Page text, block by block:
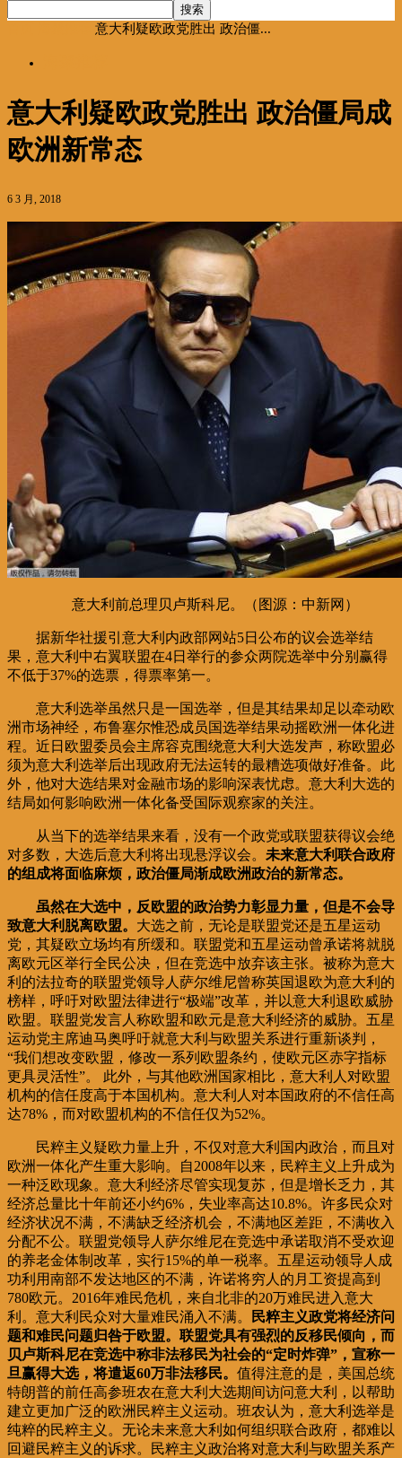
意大利疑欧政党胜出 政治僵...
意大利疑欧政党胜出 政治僵局成
欧洲新常态
6 3 月, 2018
意大利前总理贝卢斯科尼。（图源：中新网）
据新华社援引意大利内政部网站5日公布的议会选举结
果，意大利中右翼联盟在4日举行的参众两院选举中分别赢得
不低于37%的选票，得票率第一。
意大利选举虽然只是一国选举，但是其结果却足以牵动欧
洲市场神经，布鲁塞尔惟恐成员国选举结果动摇欧洲一体化进
程。近日欧盟委员会主席容克围绕意大利大选发声，称欧盟必
须为意大利选举后出现政府无法运转的最糟选项做好准备。此
外，他对大选结果对金融市场的影响深表忧虑。意大利大选的
结局如何影响欧洲一体化备受国际观察家的关注。
从当下的选举结果来看，没有一个政党或联盟获得议会绝
对多数，大选后意大利将出现悬浮议会。 未来意大利联合政府
的组成将面临麻烦，政治僵局渐成欧洲政治的新常态。
虽然在大选中，反欧盟的政治势力彰显力量，但是不会导
致意大利脱离欧盟。 大选之前，无论是联盟党还是五星运动
党，其疑欧立场均有所缓和。联盟党和五星运动曾承诺将就脱
离欧元区举行全民公决，但在竞选中放弃该主张。被称为意大
利的法拉奇的联盟党领导人萨尔维尼曾称英国退欧为意大利的
榜样，呼吁对欧盟法律进行“极端”改革，并以意大利退欧威胁
欧盟。联盟党发言人称欧盟和欧元是意大利经济的威胁。五星
运动党主席迪马奥呼吁就意大利与欧盟关系进行重新谈判，
“我们想改变欧盟，修改一系列欧盟条约，使欧元区赤字指标
更具灵活性”。 此外，与其他欧洲国家相比，意大利人对欧盟
机构的信任度高于本国机构。意大利人对本国政府的不信任高
达78%，而对欧盟机构的不信任仅为52%。
民粹主义疑欧力量上升，不仅对意大利国内政治，而且对
欧洲一体化产生重大影响。自2008年以来，民粹主义上升成为
一种泛欧现象。意大利经济尽管实现复苏，但是增长乏力，其
经济总量比十年前还小约6%，失业率高达10.8%。许多民众对
经济状况不满，不满缺乏经济机会，不满地区差距，不满收入
分配不公。联盟党领导人萨尔维尼在竞选中承诺取消不受欢迎
的养老金体制改革，实行15%的单一税率。五星运动领导人成
功利用南部不发达地区的不满，许诺将穷人的月工资提高到
780欧元。2016年难民危机，来自北非的20万难民进入意大
利。意大利民众对大量难民涌入不满。
民粹主义政党将经济问
题和难民问题归咎于欧盟。联盟党具有强烈的反移民倾向，而
贝卢斯科尼在竞选中称非法移民为社会的“定时炸弹”，宣称一
旦赢得大选，将遣返60万非法移民。 值得注意的是，美国总统
特朗普的前任高参班农在意大利大选期间访问意大利，以帮助
建立更加广泛的欧洲民粹主义运动。班农认为，意大利选举是
纯粹的民粹主义。无论未来意大利如何组织联合政府，都难以
回避民粹主义的诉求。民粹主义政治将对意大利与欧盟关系产